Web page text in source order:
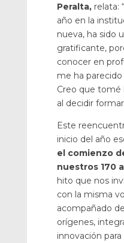
Peralta,relata:
año en la
nueva, ha sido
gratificante,
conocer en
me ha
Creo que tomé
al decidir
Este
inicio del año
el comienzo
nuestros 170
hito que nos
con la misma
acompañado
orígenes,
innovación